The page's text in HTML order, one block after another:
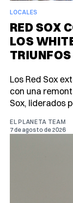
LOCALES
RED SOX
LOS
TRIUNFOS
Los Red Sox
con una
Sox, liderados
EL PLANETA TEAM
7 de agosto de 2026